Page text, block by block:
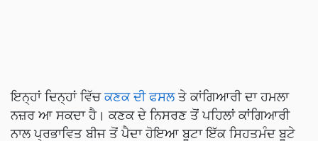
ਇਨ੍ਹਾਂ ਦਿਨ੍ਹਾਂ ਵਿੱਚ ਕਣਕ ਦੀ ਫਸਲਤੇ ਕਾਂਗਿਆਰੀ ਦਾ ਹਮਲਾ
ਨਜ਼ਰ ਆ ਸਕਦਾ ਹੈ। ਕਣਕ ਦੇ ਨਿਸਰਣ ਤੋਂ ਪਹਿਲਾਂ ਕਾਂਗਿਆਰੀ
ਨਾਲ ਪ੍ਰਭਾਵਿਤ ਬੀਜ ਤੋਂ ਪੈਦਾ ਹੋਇਆ ਬੂਟਾ ਇੱਕ ਸਿਹਤਮੰਦ ਬੂਟੇ